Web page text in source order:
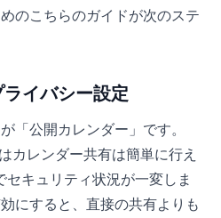
のこちらのガイドが次のステ
イバシー設定
「公開カレンダー」です。
カレンダー共有は簡単に行え
セキュリティ状況が一変しま
にすると、直接の共有よりも